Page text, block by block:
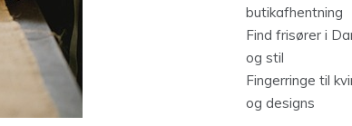
butikafhentning
Find frisører i
og stil
Fingerringe til
og designs